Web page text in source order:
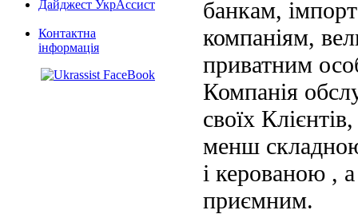
Дайджест УкрАссист
Контактна
інформація
банкам,
компаніям,
приватним
Компанія
своїх
менш
і керованою ,
приємним.